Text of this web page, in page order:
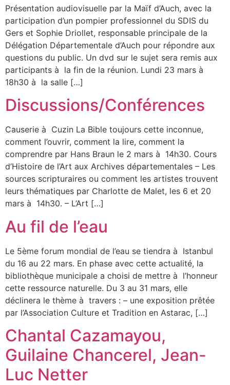
Présentation audiovisuelle par la Maïf d’Auch, avec la
participation d’un pompier professionnel du SDIS du
Gers et Sophie Driollet, responsable principale de la
Délégation Départementale d’Auch pour répondre aux
questions du public. Un dvd sur le sujet sera remis aux
participants à la fin de la réunion. Lundi 23 mars à
18h30 à la salle […]
Discussions/Conférences
Causerie à Cuzin La Bible toujours cette inconnue,
comment l’ouvrir, comment la lire, comment la
comprendre par Hans Braun le 2 mars à 14h30. Cours
d’Histoire de l’Art aux Archives départementales – Les
sources scripturaires ou comment les artistes trouvent
leurs thématiques par Charlotte de Malet, les 6 et 20
mars à 14h30. – L’Art […]
Au fil de l’eau
Le 5ème forum mondial de l’eau se tiendra à Istanbul
du 16 au 22 mars. En phase avec cette actualité, la
bibliothèque municipale a choisi de mettre à l’honneur
cette ressource naturelle. Du 3 au 31 mars, elle
déclinera le thème à travers : – une exposition prêtée
par l’Association Culture et Tradition en Astarac, […]
Chantal Cazamayou,
Guilaine Chancerel, Jean-
Luc Netter